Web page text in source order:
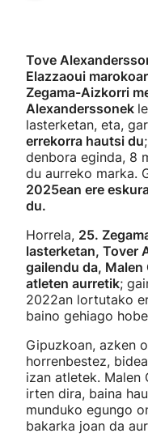
Tove
Elazzaoui
Zegama-Aizkorri
Alexanderssonek
lasterketan, eta,
errekorra hautsi du
denbora eginda, 8
du aurreko marka.
2025ean ere
du.
Horrela, 25.
lasterketan, Tover
gailendu da, Malen
atleten aurretik;
2022an lortutako
baino gehiago
Gipuzkoan, azken
horrenbestez,
izan atletek. Malen
irten dira, baina
munduko egungo
bakarka joan da